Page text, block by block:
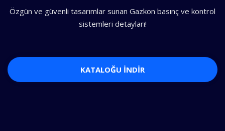
Özgün ve güvenli tasarımlar sunan Gazkon basınç ve kontrol
sistemleri detayları!
KATALOĞU İNDİR